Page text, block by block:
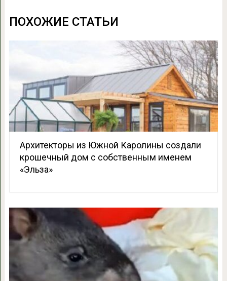
ПОХОЖИЕ СТАТЬИ
Архитекторы из Южной Каролины создали
крошечный дом с собственным именем
«Эльза»